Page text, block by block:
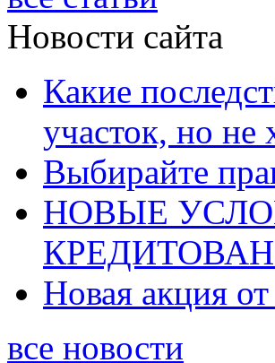
Новости сайта
Какие
участок, но не
Выбирайте
НОВЫЕ
Новая акция
все новости